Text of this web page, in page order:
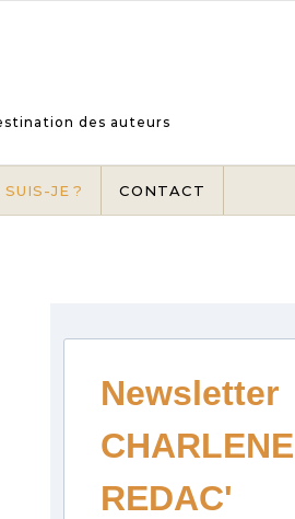
des auteurs
SUIS-JE ? CONTACT
Newsletter
CHARLENE
REDAC'